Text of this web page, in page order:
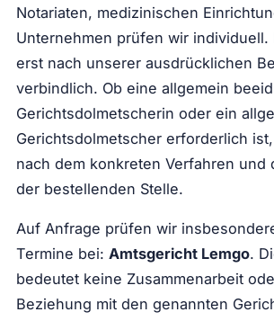
Notariaten, medizinischen
Unternehmen prüfen wir individuell.
erst nach unserer ausdrücklichen
verbindlich. Ob eine allgemein
Gerichtsdolmetscherin oder ein
Gerichtsdolmetscher erforderlich
nach dem konkreten Verfahren und
der bestellenden Stelle.
Auf Anfrage prüfen wir
Termine bei: Amtsgericht Lemgo.
bedeutet keine Zusammenarbeit
Beziehung mit den genannten